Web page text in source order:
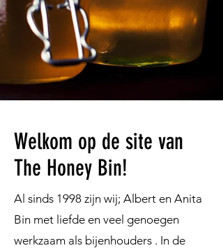
Welkom op de site van
The Honey Bin!
Al sinds 1998 zijn wij; Albert en Anita
Bin met liefde en veel genoegen
werkzaam als bijenhouders . In de